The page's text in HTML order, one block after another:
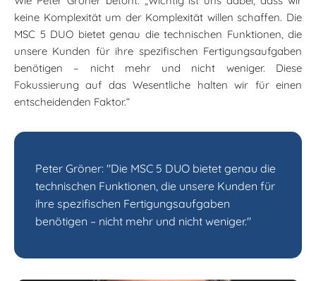
keine Komplexität um der Komplexität willen schaffen. Die
MSC 5 DUO bietet genau die technischen Funktionen, die
unsere Kunden für ihre spezifischen Fertigungsaufgaben
benötigen – nicht mehr und nicht weniger. Diese
Fokussierung auf das Wesentliche halten wir für einen
entscheidenden Faktor.“
Peter Gröner: "Die MSC 5 DUO bietet genau die
technischen Funktionen, die unsere Kunden für
ihre spezifischen Fertigungsaufgaben
benötigen – nicht mehr und nicht weniger."